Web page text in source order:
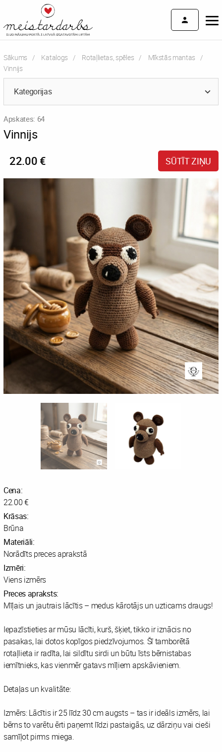
Sākums Katalogs Rotaļlietas, spēles
Mīkstās mantas
Current:
Vinnijs
Kategorijas
Apskates: 64
Vinnijs
22.00 € SŪTĪT ZIŅU
Cena:
22.00 €
Krāsas:
Brūna
Materiāli:
Norādīts preces aprakstā
Izmēri:
Viens izmērs
Preces apraksts:
Mīļais un jautrais lācītis – medus kārotājs un uzticams draugs!
Iepazīstieties ar mūsu lācīti, kurš, šķiet, tikko ir iznācis no
pasakas, lai dotos kopīgos piedzīvojumos. Šī tamborētā
rotaļlieta ir radīta, lai sildītu sirdi un būtu īsts bērnistabas
iemītnieks, kas vienmēr gatavs mīļiem apskāvieniem.
Detaļas un kvalitāte:
Izmērs: Lācītis ir 25 līdz 30 cm augsts – tas ir ideāls izmērs, lai
bērns to varētu ērti paņemt līdzi pastaigās, uz dārziņu vai cieši
samīļot pirms miega.